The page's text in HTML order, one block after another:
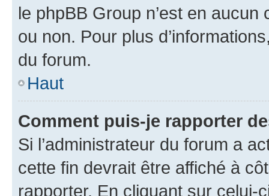
le phpBB Group n’est en
ou non. Pour plus
du forum.
Haut
Comment puis-je rapporter
Si l’administrateur du forum a
cette fin devrait être affiché à
rapporter. En cliquant sur